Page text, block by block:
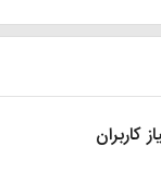
کاربران